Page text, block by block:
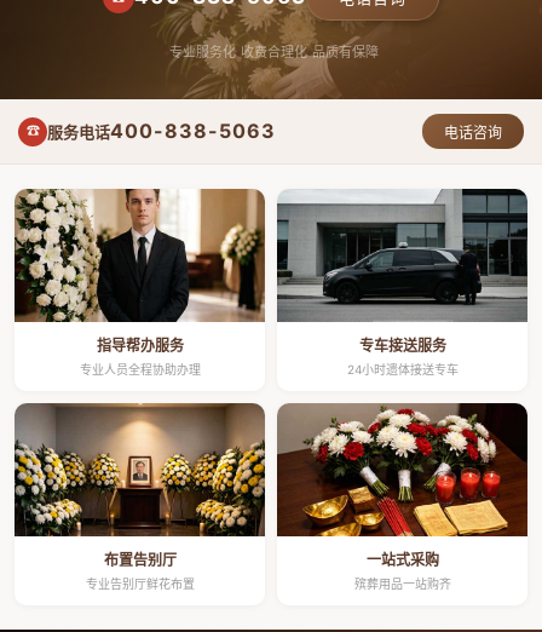
专业服务化 收费合理化 品质有保障
☎ 服务电话400-838-5063 电话咨询
指导帮办服务
专业人员全程协助办理
专车接送服务
24小时遗体接送专车
布置告别厅
专业告别厅鲜花布置
一站式采购
殡葬用品一站购齐